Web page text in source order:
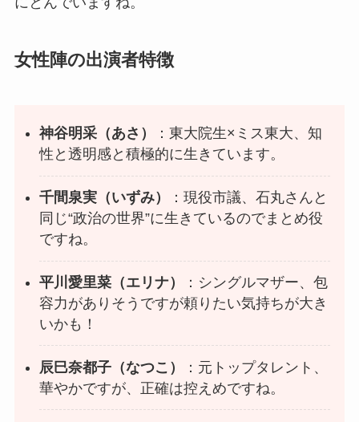
女性陣の出演者特徴
神谷明采（あさ）
：東大院生×ミス東大、知
性と透明感と積極的に生きています。
千間泉実（いずみ）
：現役市議、石丸さんと
同じ“政治の世界”に生きているのでまとめ役
ですね。
平川愛里菜（エリナ）
：シングルマザー、包
容力がありそうですが頼りたい気持ちが大き
いかも！
辰巳奈都子（なつこ）
：元トップタレント、
華やかですが、正確は控えめですね。